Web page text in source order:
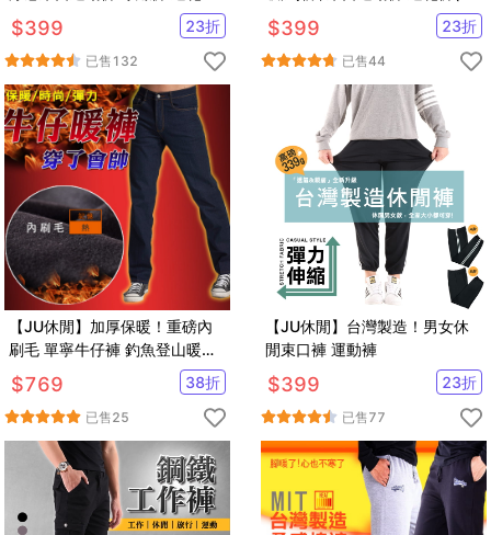
（有加大尺碼）
$399 23折
已售 132
款任選)
$399 23折
已售44
【JU休閒】加厚保暖！重磅內
刷毛 單寧牛仔褲 釣魚登山暖褲
防寒褲
$769 38折
已售25
【JU休閒】台灣製造！男女休
閒束口褲 運動褲
$399 23折
已售77